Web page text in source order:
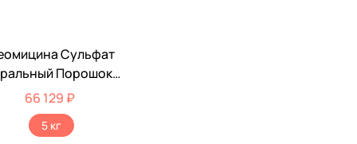
Сульфат
Порошок
Антибиотик VIC 5кг
66 129 ₽
5 кг